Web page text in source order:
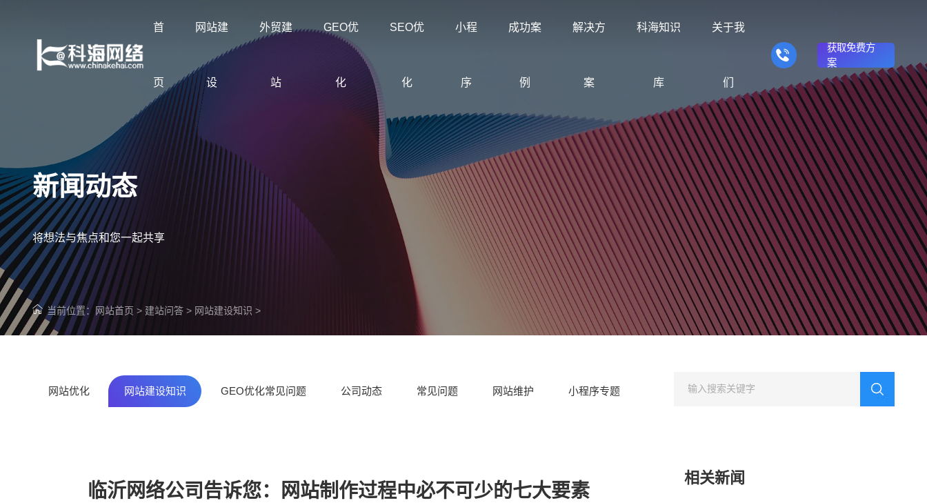
首
页
网站建
设
让企业品牌价值更进一步
专注网站建设与搜索优化服务
创意品牌型网站建设
企业品牌高端网站设计
企业营销型网站建设
营销推广转化获客网站
响应式网站建设
适应电脑、平板和手机终端
网站建设定制改版
定制化网站建设改版方案
购物商城系统开发
零售在线电子商务网站
手机微信网站建设
移动端网站与微信端展示开
发
外贸型网站制作
临沂外贸企业建设英文/多语言
集团型网站建设
适合集团公司、多品牌企业
行业门户网站建设
适合行业门户网站建设平台
外贸建
站
GEO优
化
SEO优
化
小程
序
成功案
例
展示企业网站建设案例
覆盖集团官网、品牌官网、营销型网站与外
贸网站
集团型网站
集团企业官网建设案例
购物商城网站
电子商务平台建设案例
行业门户网站
行业门户网站平台开发
外贸建站
外贸独立站与英文网站案例
企业品牌官网
创意品牌型网站建设案例
企业营销网站
营销型网站建立企业公信力
解决方
案
按行业与需求定制方案
网站建设、SEO优化、GEO优化与线上获
客方案
解决方案
定制化网站建设与优化方案
教育培训行业网
站建设方案
装饰公司网站建
设解决方案
节能环保网站建
设解决方案
购物商城网站建
设解决方案
品牌形象网站建
设解决方案
外贸网站建设解
决方案
我们的产品
多种网站建设服务满足企业需
求
科海知识
库
科海知识库
分享企业网站建设、SEO优化、GEO优化
与线上获客实战经验
常见问题
洞察建站排名获客难题
解决方法
沉淀建站优化实操方法
对比决策
辅助企业选择合适方案
行业案例
拆解不同行业获客路径
建站知识
早期建站知识问题
关于我
们
了解科海网络
2002年至今专注企业网站建设与搜索优化 公司介绍
专注互联网品牌建设与搜索优
科海与众不同
为企业提供网站建设、SEO优化
与线上获客服务
理念与信仰
我们用24年时间搭建了“创意+整
合+营销+优化”一体化服务模式
常见问题
了解建站、优化与服务流程问
题
联系我们
专注品牌建设与搜索优化服
务
获取免费方
案
新闻动态
将想法与焦点和您一起共享
当前位置：网站首页 > 建站问答 > 网站建设知识 >
网站优化 网站建设知识 GEO优化常见问题 公司动态 常见问题 网站维护 小程序专题
临沂网络公司告诉您：网站制作过程中必不可少的七大要素
相关新闻